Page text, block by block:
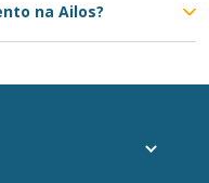
na Ailos?